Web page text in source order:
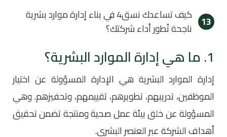
13
كيف تساعدك نسق4 في بناء إدارة موارد بشرية
ناجحة تُطور أداء شركتك؟
1. ما هي إدارة الموارد البشرية؟
إدارة الموارد البشرية هي الإدارة المسؤولة عن اختيار
الموظفين، تدريبهم، تطويرهم، تقييمهم، وتحفيزهم. وهي
المسؤولة عن خلق بيئة عمل صحية ومنتجة تضمن تحقيق
أهداف الشركة عبر العنصر البشري.